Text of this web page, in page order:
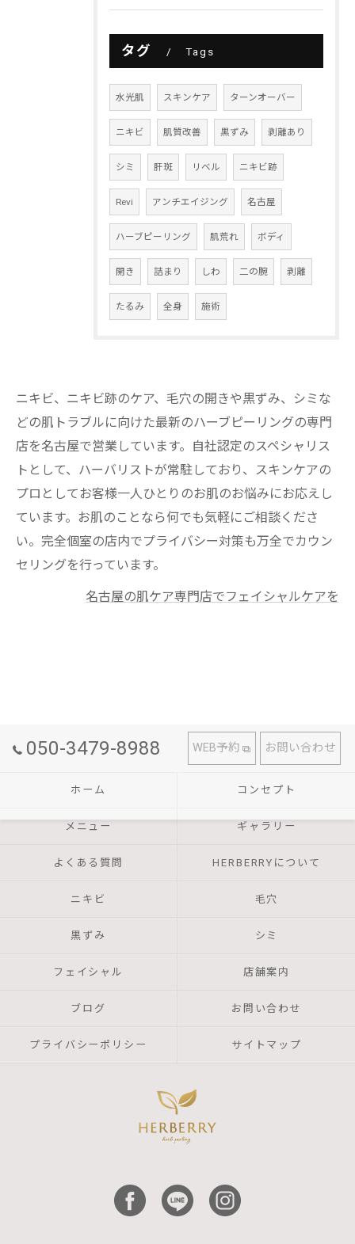
タグ Tags
水光肌 スキンケア ターンオーバー
ニキビ 肌質改善 黒ずみ 剥離あり
シミ 肝斑 リベル ニキビ跡
Revi アンチエイジング 名古屋
ハーブピーリング 肌荒れ ボディ
開き 詰まり しわ 二の腕 剥離
たるみ 全身 施術
ニキビ、ニキビ跡のケア、毛穴の開きや黒ずみ、シミな
どの肌トラブルに向けた最新のハーブピーリングの専門
店を名古屋で営業しています。自社認定のスペシャリス
トとして、ハーバリストが常駐しており、スキンケアの
プロとしてお客様一人ひとりのお肌のお悩みにお応えし
ています。お肌のことなら何でも気軽にご相談くださ
い。完全個室の店内でプライバシー対策も万全でカウン
セリングを行っています。
名古屋の肌ケア専門店でフェイシャルケアを
050-3479-8988 WEB予約 お問い合わせ
ホーム コンセプト
メニュー ギャラリー
よくある質問 HERBERRYについて
ニキビ 毛穴
黒ずみ シミ
フェイシャル 店舗案内
ブログ お問い合わせ
プライバシーポリシー サイトマップ